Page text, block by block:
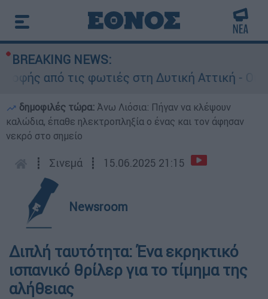
BREAKING NEWS:
από τις φωτιές στη Δυτική Αττική - Οι
δημοφιλές τώρα: Άνω Λιόσια: Πήγαν να κλέψουν
καλώδια, έπαθε ηλεκτροπληξία ο ένας και τον άφησαν
νεκρό στο σημείο
┋ Σινεμά ┋ 15.06.2025 21:15
Newsroom
Διπλή ταυτότητα: Ένα εκρηκτικό
ισπανικό θρίλερ για το τίμημα της
αλήθειας